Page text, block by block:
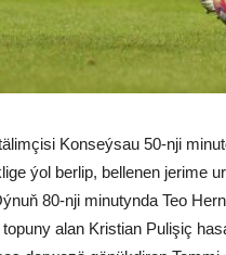
Konseýsau 50-nji
ýol berlip, bellenen jerime
80-nji minutynda Teo
alan Kristian Pulişiç